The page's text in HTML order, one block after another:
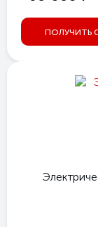
ПОЛУЧИТЬ